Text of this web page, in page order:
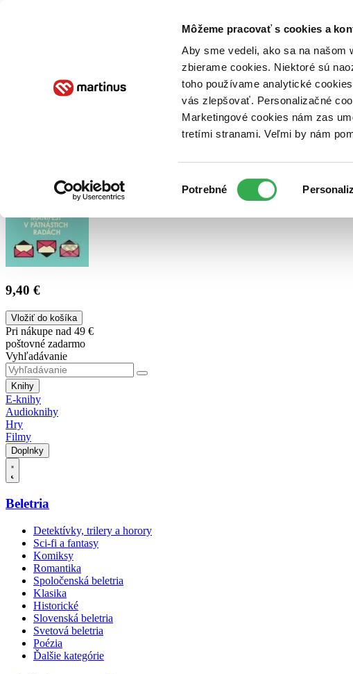
Môžeme pracovať s cookies a
Aby sme vedeli, ako sa na našom
zbierame cookies. Niektoré sú
toho používame analytické
vás zlepšovať. Personalizačné
Marketingové cookies nám zas
tretími stranami. Veľmi by nám
súhlasu
Potrebné
Poukážky Kontakt
9,40 €
Vložiť do košíka
Pri nákupe nad 49 €
poštovné zadarmo
Vyhľadávanie
Knihy
E-knihy
Audioknihy
Hry
Filmy
Doplnky
Beletria
Detektívky, trilery a horory
Sci-fi a fantasy
Komiksy
Romantika
Spoločenská beletria
Klasika
Historické
Slovenská beletria
Svetová beletria
Poézia
Ďalšie kategórie